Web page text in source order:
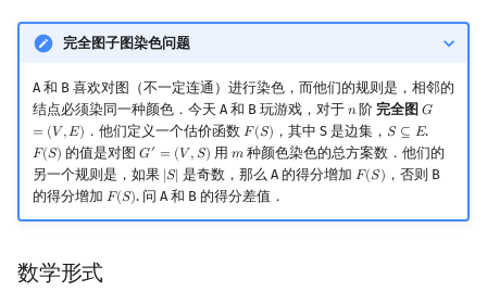
完全图子图染色问题
A 和 B 喜欢对图（不一定连通）进行染色，而他们的规则是，相邻的
结点必须染同一种颜色．今天 A 和 B 玩游戏，对于 𝑛
n阶完全图 𝐺
= (𝑉 ,𝐸)
G=
．他们定义一个估价函数 𝐹(𝑆)
F(S) ，其中 S 是边集， 𝑆 ⊆ 𝐸
S⊆E .
𝐹(𝑆)
F(S) 的值是对图𝐺′ = (𝑉,𝑆)
G′= (V, S) 用𝑚
m 种颜色染色的总方案数．他们的
另一个规则是，如果 |𝑆|
|S 是奇数，那么 A 的得分增加 𝐹(𝑆)
F(S)
，否则 B
的得分增加 𝐹(𝑆)
F(S) . 问 A 和 B 的得分差值．
数学形式